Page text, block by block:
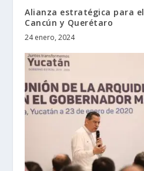
Alianza estratégica para
Cancún y Querétaro
24 enero, 2024